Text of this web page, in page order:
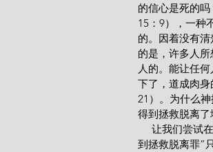
的信心是死的
15：9），一种
的。因着没有
的是，许多人
人的。能让任
下了，道成肉
21）。为什么
得到拯救脱离了
让我们尝试在
到拯救脱离罪”